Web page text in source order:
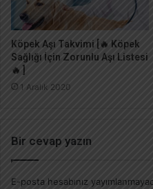
Köpek Aşı Takvimi [🔥 Köpek
Sağlığı İçin Zorunlu Aşı Listesi
🔥 ]
1 Aralık 2020
Bir cevap yazın
E-posta hesabınız